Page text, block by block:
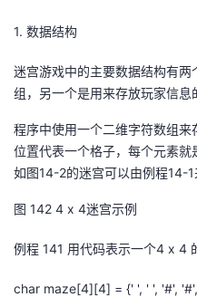
1. 数据结构
迷宫游戏中的主要数据结构有
组，另一个是用来存放玩家信息
程序中使用一个二维字符数组
位置代表一个格子， 每个元素就
如图14-2的迷宫可以由例程14-1
图 142 4 x 4迷宫示例
例程 141 用代码表示一个4 x 4
char maze[4][4] = {' ', ' ', '#',